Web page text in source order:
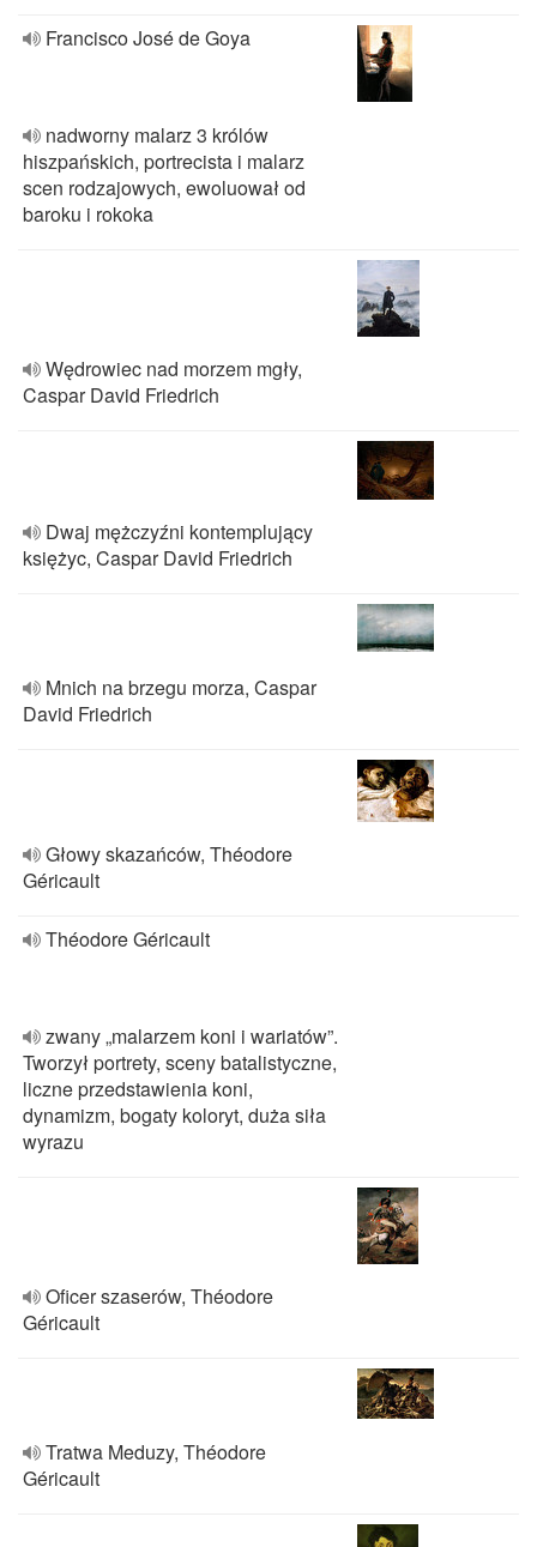
Francisco José de Goya
nadworny malarz 3 królów
hiszpańskich, portrecista i malarz
scen rodzajowych, ewoluował od
baroku i rokoka
Wędrowiec nad morzem mgły,
Caspar David Friedrich
Dwaj mężczyźni kontemplujący
księżyc, Caspar David Friedrich
Mnich na brzegu morza, Caspar
David Friedrich
Głowy skazańców, Théodore
Géricault
Théodore Géricault
zwany „malarzem koni i wariatów”.
Tworzył portrety, sceny batalistyczne,
liczne przedstawienia koni,
dynamizm, bogaty koloryt, duża siła
wyrazu
Oficer szaserów, Théodore
Géricault
Tratwa Meduzy, Théodore
Géricault